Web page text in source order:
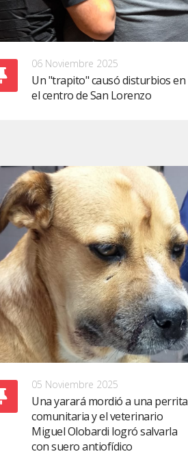
06 Noviembre 2025
Un "trapito" causó disturbios en
el centro de San Lorenzo
05 Noviembre 2025
Una yarará mordió a una perrita
comunitaria y el veterinario
Miguel Olobardi logró salvarla
con suero antiofídico